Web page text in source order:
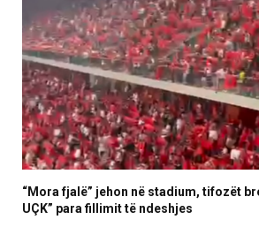
“Mora fjalë” jehon në stadium, tifozët
UÇK” para fillimit të ndeshjes